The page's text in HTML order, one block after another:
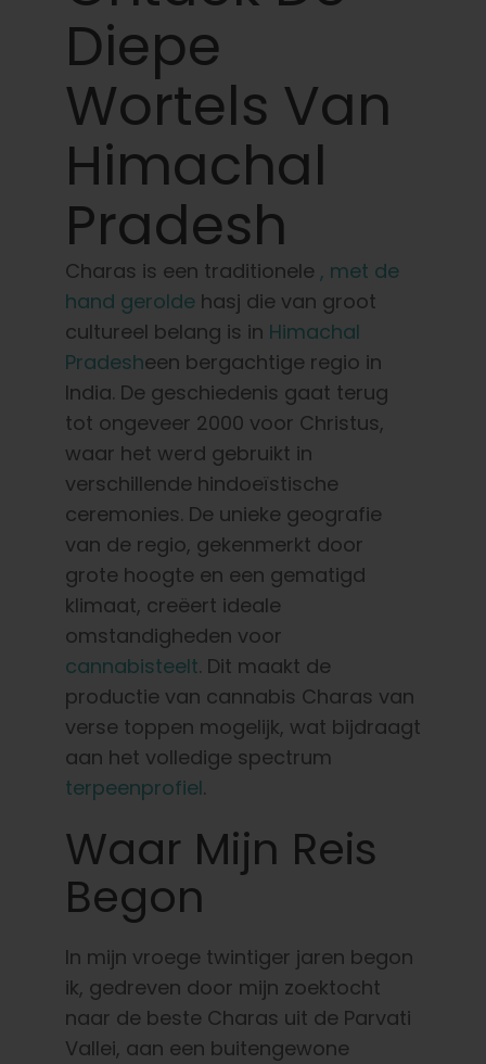
Druk op
Over
Pheno jagen
Behoud van Caribische genetica
Neem contact op met
Winkel op
Nederlands
Zoeken:
Diepe
Wortels Van
Himachal
Pradesh
Charas is een traditionele , met de
hand gerolde hasj die van groot
cultureel belang is in Himachal
Pradesheen bergachtige regio in
India. De geschiedenis gaat terug
tot ongeveer 2000 voor Christus,
waar het werd gebruikt in
verschillende hindoeïstische
ceremonies. De unieke geografie
van de regio, gekenmerkt door
grote hoogte en een gematigd
klimaat, creëert ideale
omstandigheden voor
cannabisteelt. Dit maakt de
productie van cannabis Charas van
verse toppen mogelijk, wat bijdraagt
aan het volledige spectrum
terpeenprofiel.
Waar Mijn Reis
Begon
In mijn vroege twintiger jaren begon
ik, gedreven door mijn zoektocht
naar de beste Charas uit de Parvati
Vallei, aan een buitengewone